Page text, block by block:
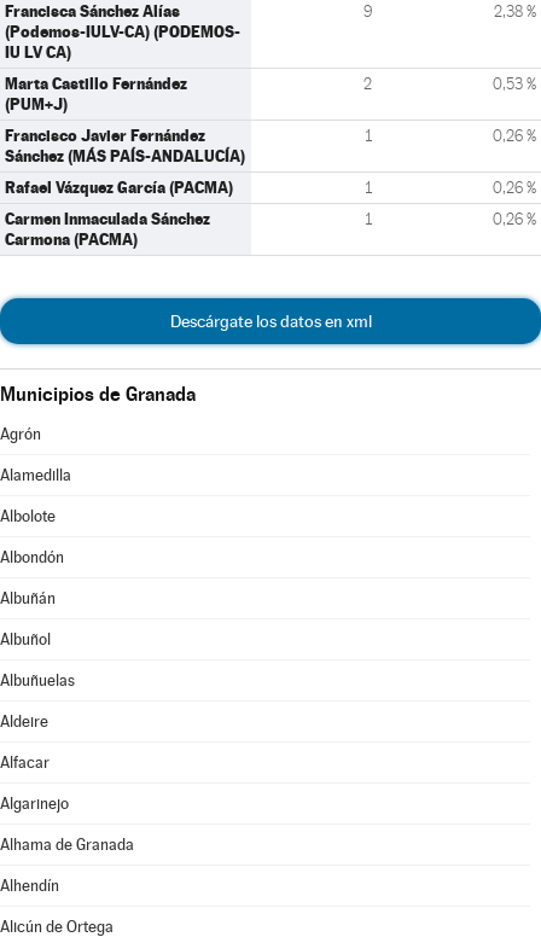
Francisca Sánchez Alías
(Podemos-IULV-CA) (PODEMOS-
IU LV CA)
9 2,38 %
Marta Castillo Fernández
(PUM+J)
2 0,53 %
Francisco Javier Fernández
Sánchez (MÁS PAÍS-ANDALUCÍA)
1 0,26 %
Rafael Vázquez García (PACMA) 1 0,26 %
Carmen Inmaculada Sánchez
Carmona (PACMA)
1 0,26 %
Descárgate los datos en xml
Municipios de Granada
Agrón
Alamedilla
Albolote
Albondón
Albuñán
Albuñol
Albuñuelas
Aldeire
Alfacar
Algarinejo
Alhama de Granada
Alhendín
Alicún de Ortega